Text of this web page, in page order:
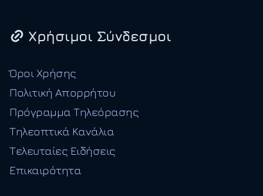
Χρήσιμοι Σύνδεσμοι
Όροι Χρήσης
Πολιτική Απορρήτου
Πρόγραμμα Τηλεόρασης
Τηλεοπτικά Κανάλια
Τελευταίες Ειδήσεις
Επικαιρότητα